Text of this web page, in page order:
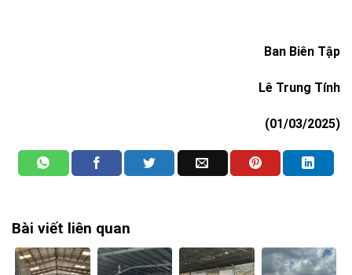
Ban Biên Tập
Lê Trung Tính
(01/03/2025)
Bài viết liên quan